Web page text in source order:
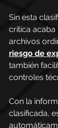
Sin esta
crítica
archivos
riesgo de
también
controles
Con la
clasificada,